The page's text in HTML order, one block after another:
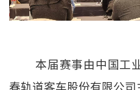
本届赛事由中国工